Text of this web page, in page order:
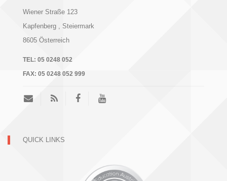
Wiener Straße 123
Kapfenberg , Steiermark
8605 Österreich
TEL: 05 0248 052
FAX: 05 0248 052 999
QUICK LINKS